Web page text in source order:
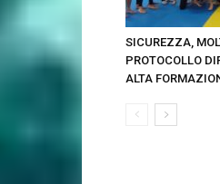
SICUREZZA,
PROTOCOLLO
ALTA